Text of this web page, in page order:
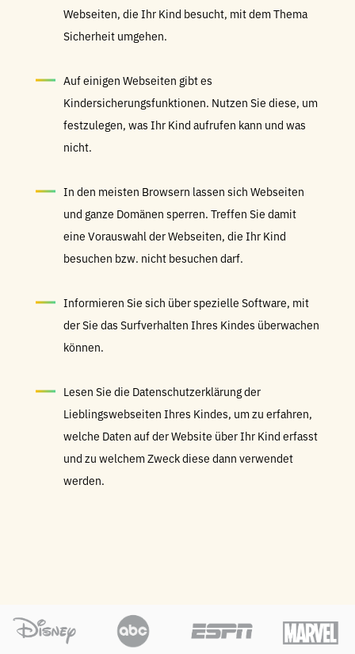
Webseiten, die Ihr Kind besucht, mit dem Thema
Sicherheit umgehen.
Auf einigen Webseiten gibt es
Kindersicherungsfunktionen. Nutzen Sie diese, um
festzulegen, was Ihr Kind aufrufen kann und was
nicht.
In den meisten Browsern lassen sich Webseiten
und ganze Domänen sperren. Treffen Sie damit
eine Vorauswahl der Webseiten, die Ihr Kind
besuchen bzw. nicht besuchen darf.
Informieren Sie sich über spezielle Software, mit
der Sie das Surfverhalten Ihres Kindes überwachen
können.
Lesen Sie die Datenschutzerklärung der
Lieblingswebseiten Ihres Kindes, um zu erfahren,
welche Daten auf der Website über Ihr Kind erfasst
und zu welchem Zweck diese dann verwendet
werden.